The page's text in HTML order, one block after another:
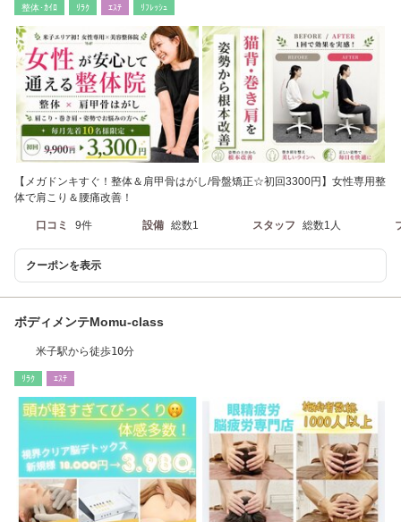
整体･ｶｲﾛ ﾘﾗｸ ｴｽﾃ ﾘﾌﾚｯｼｭ
【メガドンキすぐ！整体＆肩甲骨はがし/骨盤矯正☆初回3300円】女性専用整
体で肩こり＆腰痛改善！
口コミ 9件 設備 総数1 スタッフ 総数1人
クーポンを表示
ボディメンテMomu-class
米子駅から徒歩10分
ﾘﾗｸ ｴｽﾃ